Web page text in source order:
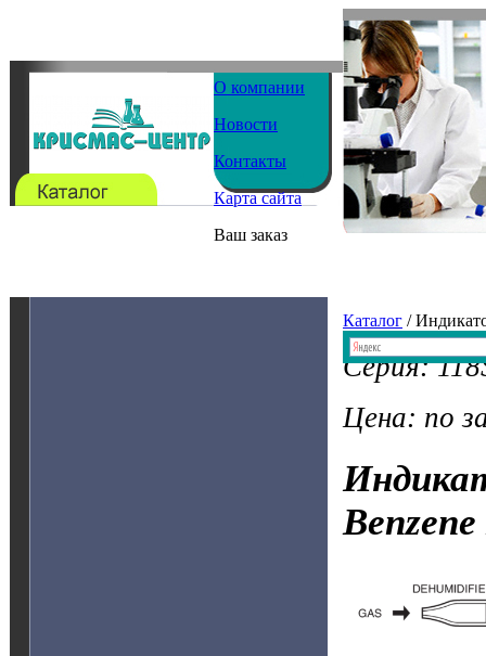
О компании
Новости
Контакты
Карта сайта
Ваш заказ
Каталог /
Серия:
Цена: по
Benzene